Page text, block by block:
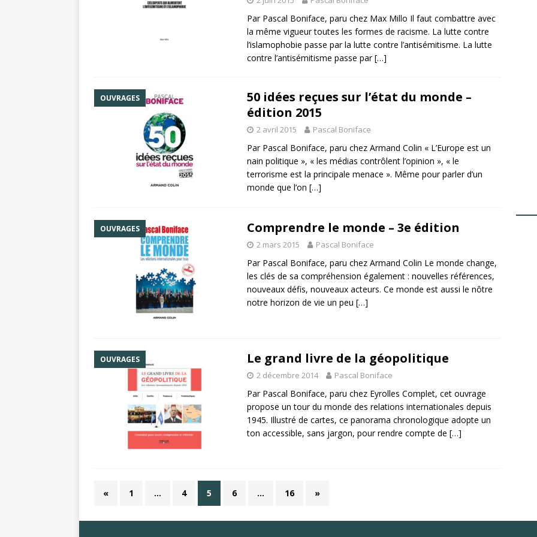
Par Pascal Boniface, paru chez Max Millo Il faut combattre avec
la même vigueur toutes les formes de racisme. La lutte contre
l’islamophobie passe par la lutte contre l’antisémitisme. La lutte
contre l’antisémitisme passe par[…]
OUVRAGES
50 idées reçues sur l’état du monde –
édition 2015
2 avril 2015 Pascal Boniface
Par Pascal Boniface, paru chez Armand Colin « L’Europe est un
nain politique », « les médias contrôlent l’opinion », « le
terrorisme est la principale menace ». Même pour parler d’un
monde que l’on […]
OUVRAGES Comprendre le monde – 3e édition
2 mars 2015 Pascal Boniface
Par Pascal Boniface, paru chez Armand Colin Le monde change,
les clés de sa compréhension également : nouvelles références,
nouveaux défis, nouveaux acteurs. Ce monde est aussi le nôtre
notre horizon de vie un peu […]
OUVRAGES Le grand livre de la géopolitique
2 décembre 2014 Pascal Boniface
Par Pascal Boniface, paru chez Eyrolles Complet, cet ouvrage
propose un tour du monde des relations internationales depuis
1945. Illustré de cartes, ce panorama chronologique adopte un
ton accessible, sans jargon, pour rendre compte de […]
« 1 … 4 5 6 … 16 »